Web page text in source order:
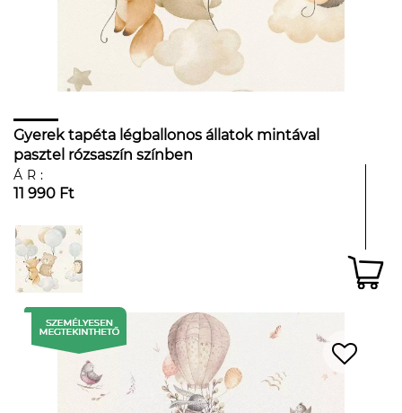
Gyerek tapéta légballonos állatok mintával
pasztel rózsaszín színben
ÁR:
11 990 Ft